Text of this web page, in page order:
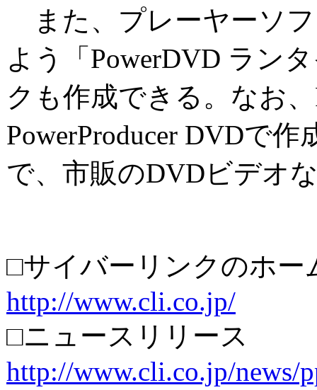
また、プレーヤーソ
よう「PowerDVD ラン
クも作成できる。なお
PowerProducer DVDで
で、市販のDVDビデオ
□サイバーリンクのホー
http://www.cli.co.jp/
□ニュースリリース
http://www.cli.co.jp/news/